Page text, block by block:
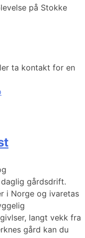
på Stokke
ta kontakt for en
gårdsdrift.
i Norge og ivaretas
langt vekk fra
gård kan du